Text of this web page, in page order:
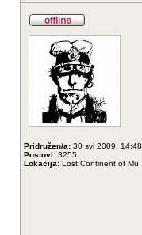
Pridružen/a: 30 svi 2009, 14:48
Postovi: 3255
Lokacija: Lost Continent of Mu